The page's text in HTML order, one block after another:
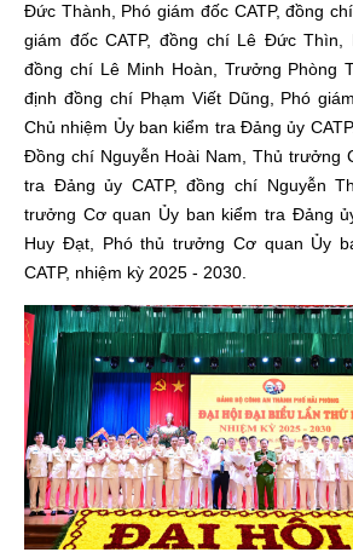
Đức Thành, Phó giám đốc CATP, đồng
giám đốc CATP, đồng chí Lê Đức Thìn,
đồng chí Lê Minh Hoàn, Trưởng Phòng
định đồng chí Phạm Viết Dũng, Phó
Chủ nhiệm Ủy ban kiểm tra Đảng ủy
Đồng chí Nguyễn Hoài Nam, Thủ trưởng
tra Đảng ủy CATP, đồng chí Nguyễn
trưởng Cơ quan Ủy ban kiểm tra Đảng
Huy Đạt, Phó thủ trưởng Cơ quan Ủy
CATP, nhiệm kỳ 2025 - 2030.